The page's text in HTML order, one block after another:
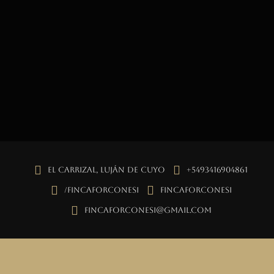
El Carrizal, Luján de Cuyo +5493416904861
/fincaforconesi fincaforconesi
fincaforconesi@gmail.com